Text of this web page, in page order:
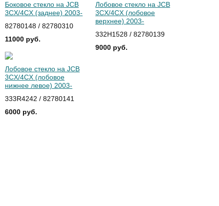
Боковое стекло на JCB
3CX/4CX (заднее) 2003-
82780148 / 82780310
11000 руб.
Лобовое стекло на JCB
3CX/4CX (лобовое
верхнее) 2003-
332H1528 / 82780139
9000 руб.
Лобовое стекло на JCB
3CX/4CX (лобовое
нижнее левое) 2003-
333R4242 / 82780141
6000 руб.